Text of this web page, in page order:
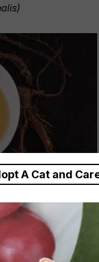
esta
diente de
A Cat and